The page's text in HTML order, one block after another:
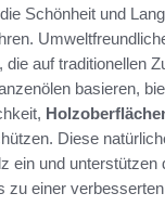
Schönheit und
, die auf traditionellen
basieren,
Diese
ein und unterstützen
zu einer